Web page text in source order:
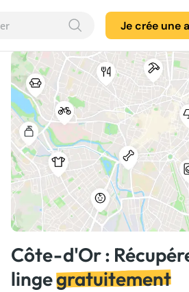
Je crée une
Côte-d'Or :
lingegratuitement